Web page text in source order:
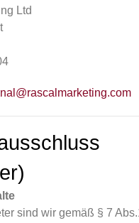
Ltd
sind wir gemäß § 7